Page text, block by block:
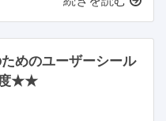
めのユーザーシール
度★★